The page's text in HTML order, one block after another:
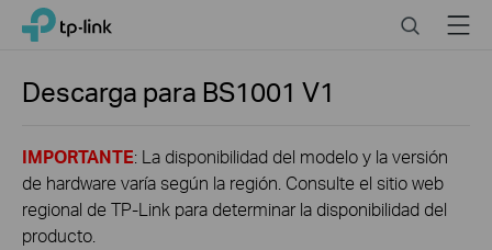
Click
navigation
TP-Link, Reliably Smart SearchMenu
Descarga para BS1001 V1
IMPORTANTE: La disponibilidad del modelo y la versión
de hardware varía según la región. Consulte el sitio web
regional de TP-Link para determinar la disponibilidad del
producto.